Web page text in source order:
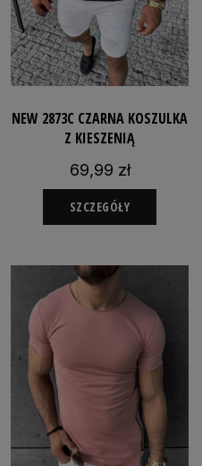
NEW 2873C CZARNA KOSZULKA
Z KIESZENIĄ
69,99 zł
SZCZEGÓŁY